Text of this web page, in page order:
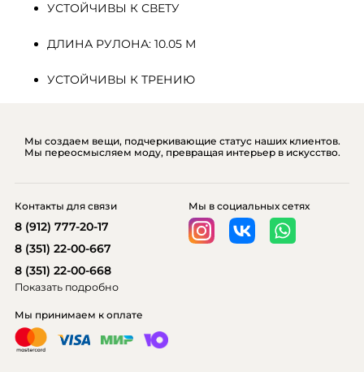
УСТОЙЧИВЫ К СВЕТУ
ДЛИНА РУЛОНА: 10.05 М
УСТОЙЧИВЫ К ТРЕНИЮ
Мы создаем вещи, подчеркивающие статус наших клиентов.
Мы переосмысляем моду, превращая интерьер в искусство.
Мы принимаем к оплате
Мы в социальных сетях
Контакты для связи
8 (912) 777-20-17
8 (351) 22-00-667
8 (351) 22-00-668
Показать подробно